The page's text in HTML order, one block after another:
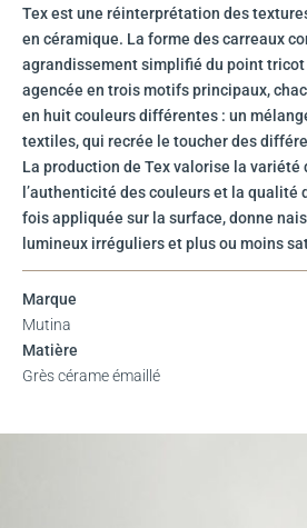
Tex est une réinterprétation des
en céramique. La forme des carreaux
agrandissement simplifié du point tricot
agencée en trois motifs principaux,
en huit couleurs différentes : un
textiles, qui recrée le toucher des
La production de Tex valorise la variété
l’authenticité des couleurs et la qualité
fois appliquée sur la surface, donne
lumineux irréguliers et plus ou moins
Marque
Mutina
Matière
Grès cérame émaillé